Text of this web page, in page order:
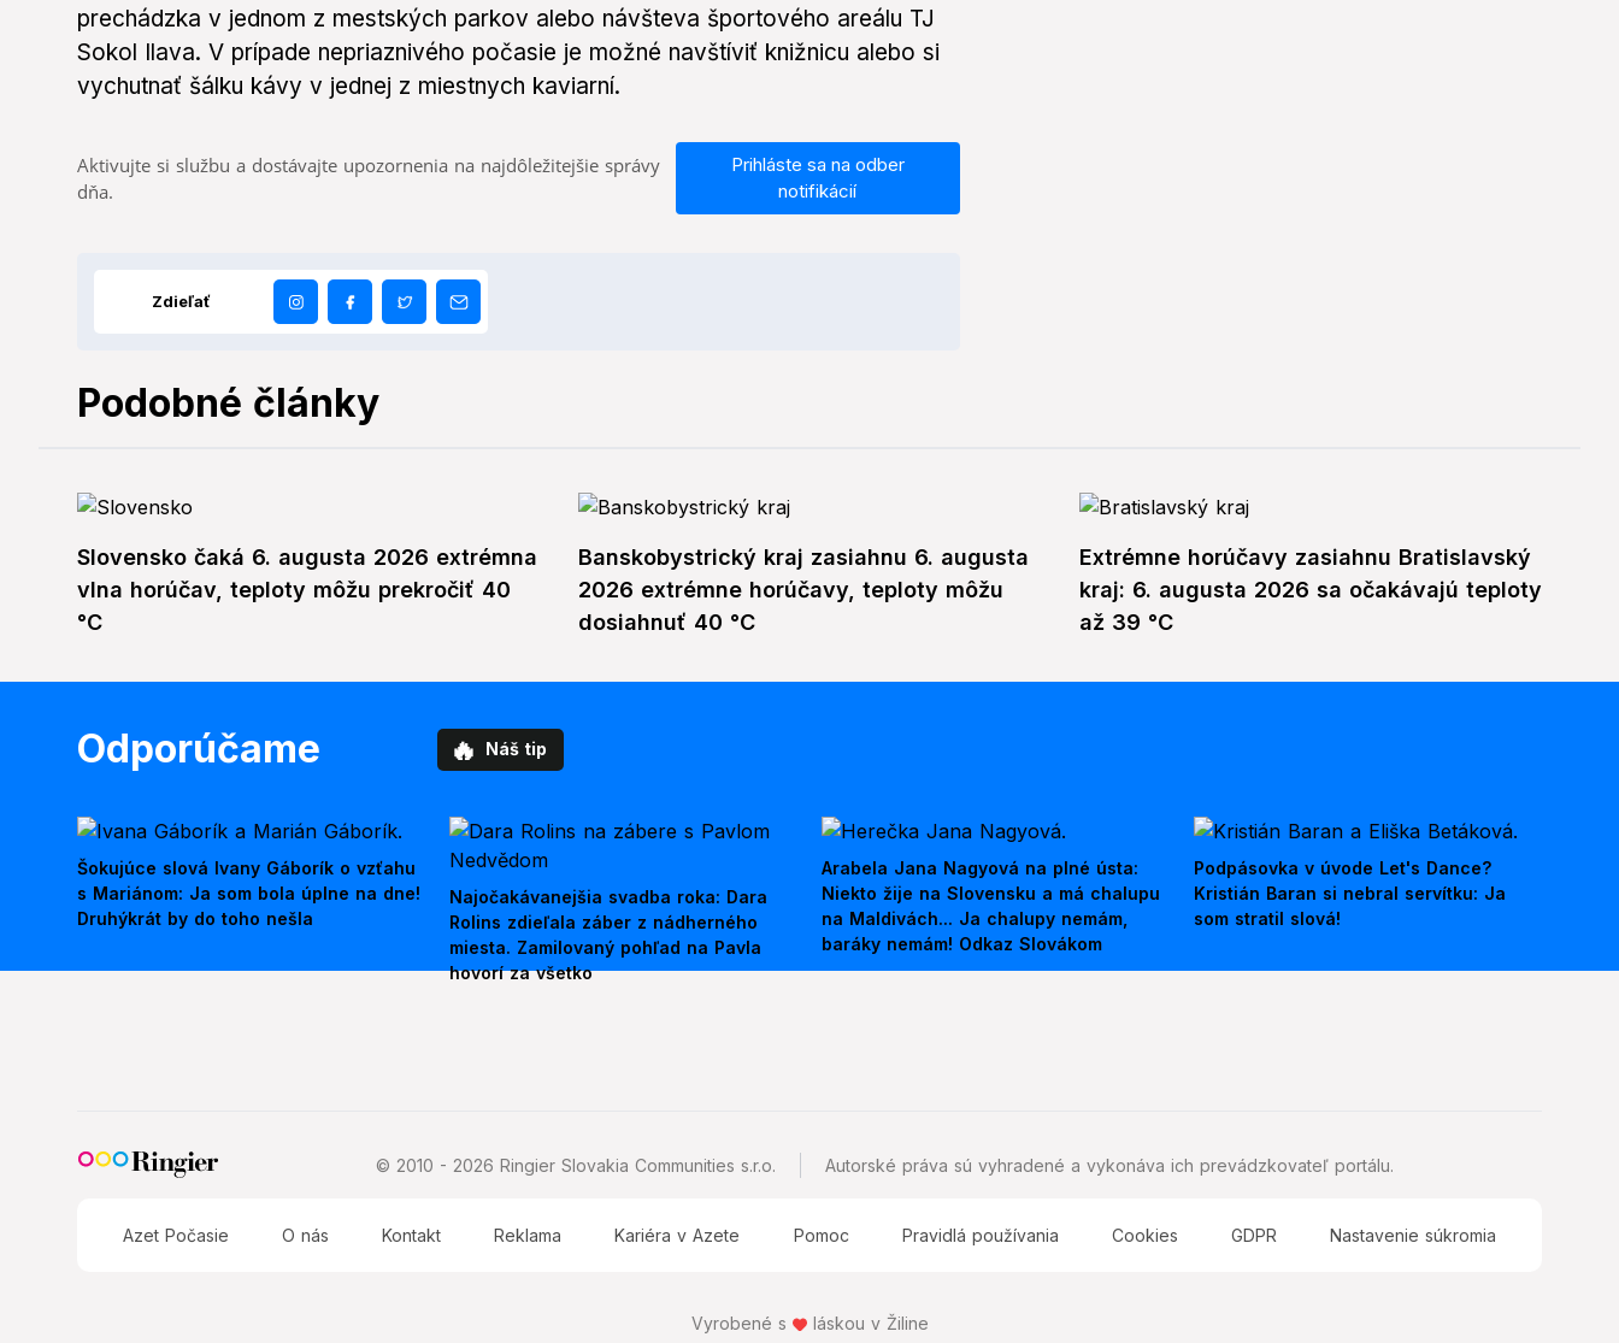
prechádzka v jednom z mestských parkov alebo návšteva športového areálu TJ
Sokol Ilava. V prípade nepriaznivého počasie je možné navštíviť knižnicu alebo si
vychutnať šálku kávy v jednej z miestnych kaviarní.
Aktivujte si službu a dostávajte upozornenia na najdôležitejšie správy
dňa.
Prihláste sa na odber
notifikácií
Zdieľať
Podobné články
Slovensko čaká 6. augusta 2026 extrémna
vlna horúčav, teploty môžu prekročiť 40
°C
Banskobystrický kraj zasiahnu 6. augusta
2026 extrémne horúčavy, teploty môžu
dosiahnuť 40 °C
Extrémne horúčavy zasiahnu Bratislavský
kraj: 6. augusta 2026 sa očakávajú teploty
až 39 °C
Odporúčame 🔥 Náš tip
Šokujúce slová Ivany Gáborík o vzťahu
s Mariánom: Ja som bola úplne na dne!
Druhýkrát by do toho nešla
Najočakávanejšia svadba roka: Dara
Rolins zdieľala záber z nádherného
miesta. Zamilovaný pohľad na Pavla
hovorí za všetko
Arabela Jana Nagyová na plné ústa:
Niekto žije na Slovensku a má chalupu
na Maldivách... Ja chalupy nemám,
baráky nemám! Odkaz Slovákom
Podpásovka v úvode Let's Dance?
Kristián Baran si nebral servítku: Ja
som stratil slová!
© 2010 - 2026 Ringier Slovakia Communities s.r.o. Autorské práva sú vyhradené a vykonáva ich prevádzkovateľ portálu.
Azet Počasie O nás Kontakt Reklama Kariéra v Azete Pomoc Pravidlá používania Cookies GDPR Nastavenie súkromia
Vyrobené s láskou v Žiline